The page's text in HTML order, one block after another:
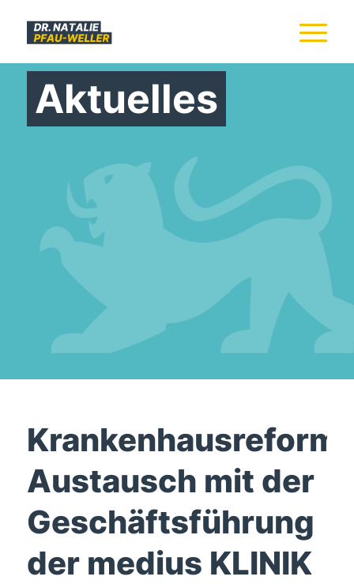
Aktuelles
Krankenhausreform:
Austausch mit der
Geschäftsführung
der medius KLINIK